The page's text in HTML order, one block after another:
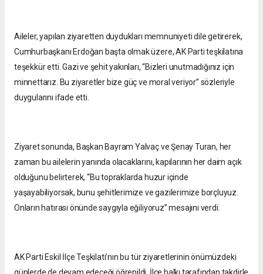
Aileler, yapılan ziyaretten duydukları memnuniyeti dile getirerek,
Cumhurbaşkanı Erdoğan başta olmak üzere, AK Parti teşkilatına
teşekkür etti. Gazi ve şehit yakınları, “Bizleri unutmadığınız için
minnettarız. Bu ziyaretler bize güç ve moral veriyor” sözleriyle
duygularını ifade etti.
Ziyaret sonunda, Başkan Bayram Yalvaç ve Şenay Turan, her
zaman bu ailelerin yanında olacaklarını, kapılarının her daim açık
olduğunu belirterek, “Bu topraklarda huzur içinde
yaşayabiliyorsak, bunu şehitlerimize ve gazilerimize borçluyuz.
Onların hatırası önünde saygıyla eğiliyoruz” mesajını verdi.
AK Parti Eskil İlçe Teşkilatı’nın bu tür ziyaretlerinin önümüzdeki